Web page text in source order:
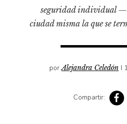
seguridad individual
ciudad misma la que se
porAlejandra Celedón I
Compartir: